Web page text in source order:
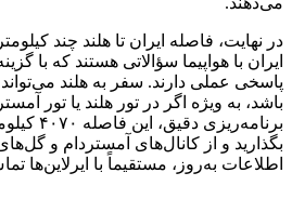
در نهایت، فاصله ایران تا هلند چند
ایران با هواپیما سؤالاتی هستند که با
پاسخی عملی دارند. سفر به هلند
باشد، به ویژه اگر در تور هلند یا تور
بگذارید و از کانال‌های آمستردام و
اطلاعات به‌روز، مستقیماً با ایرلاین‌ها